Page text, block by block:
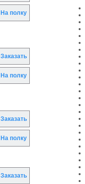
На полку
Заказать
На полку
Заказать
На полку
Заказать